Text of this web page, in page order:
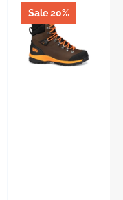
Sale 20%